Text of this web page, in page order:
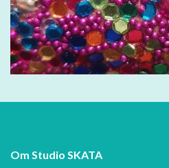
Om Studio SKATA